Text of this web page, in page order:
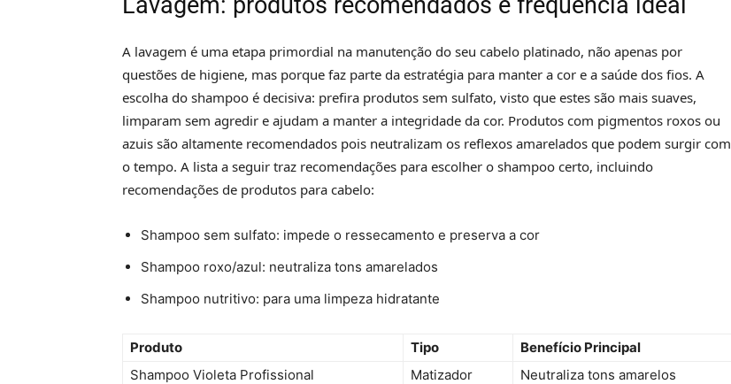
A lavagem é uma etapa primordial na manutenção do seu cabelo platinado, não apenas por
questões de higiene, mas porque faz parte da estratégia para manter a cor e a saúde dos fios. A
escolha do shampoo é decisiva: prefira produtos sem sulfato, visto que estes são mais suaves,
limparam sem agredir e ajudam a manter a integridade da cor. Produtos com pigmentos roxos ou
azuis são altamente recomendados pois neutralizam os reflexos amarelados que podem surgir com
o tempo. A lista a seguir traz recomendações para escolher o shampoo certo, incluindo
recomendações de produtos para cabelo:
Shampoo sem sulfato: impede o ressecamento e preserva a cor
Shampoo roxo/azul: neutraliza tons amarelados
Shampoo nutritivo: para uma limpeza hidratante
Produto Tipo
Benefício Principal
Shampoo Violeta Profissional
Matizador
Neutraliza tons amarelos